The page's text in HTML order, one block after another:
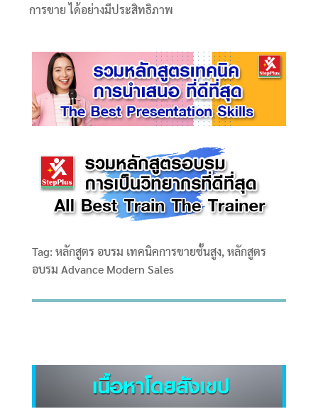
การขาย ได้อย่างมีประสิทธิภาพ
Tag: หลักสูตร อบรม เทคนิคการขายชั้นสูง, หลักสูตร
อบรม Advance Modern Sales